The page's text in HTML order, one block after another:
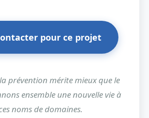
pour ce projet
prévention mérite mieux que le
ensemble une nouvelle vie à
noms de domaines.